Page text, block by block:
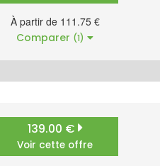
À partir de 111.75 €
Comparer (1)
139.00 €
Voir cette offre